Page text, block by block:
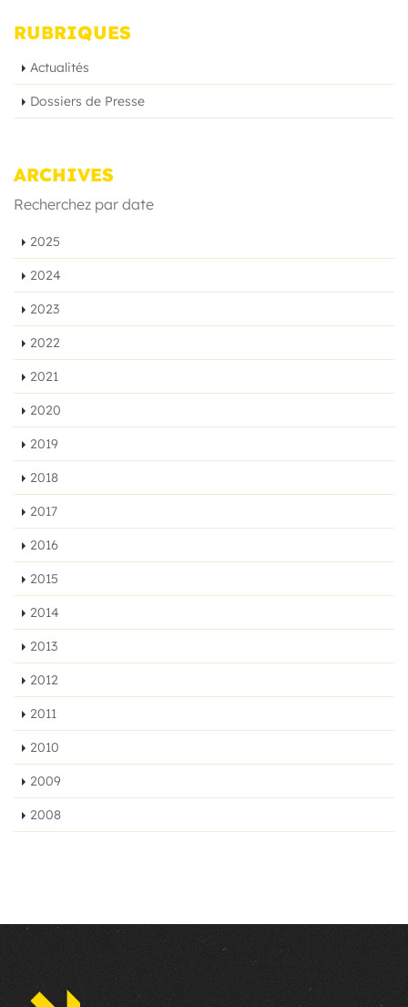
RUBRIQUES
Actualités
Dossiers de Presse
ARCHIVES
Recherchez par date
2025
2024
2023
2022
2021
2020
2019
2018
2017
2016
2015
2014
2013
2012
2011
2010
2009
2008